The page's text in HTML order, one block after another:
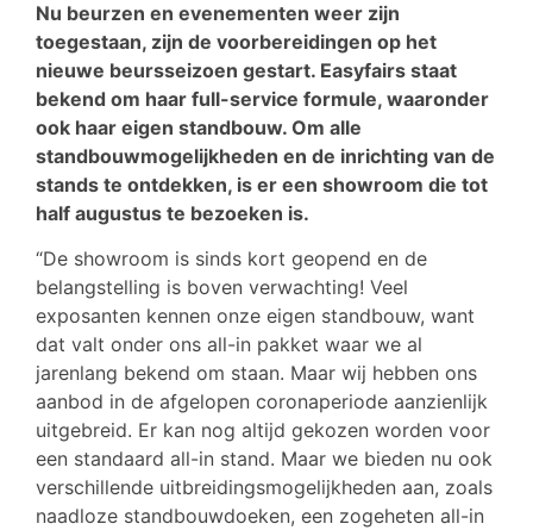
Nu beurzen en evenementen weer zijn
toegestaan, zijn de voorbereidingen op het
nieuwe beursseizoen gestart. Easyfairs staat
bekend om haar full-service formule, waaronder
ook haar eigen standbouw. Om alle
standbouwmogelijkheden en de inrichting van de
stands te ontdekken, is er een showroom die tot
half augustus te bezoeken is.
“De showroom is sinds kort geopend en de
belangstelling is boven verwachting! Veel
exposanten kennen onze eigen standbouw, want
dat valt onder ons all-in pakket waar we al
jarenlang bekend om staan. Maar wij hebben ons
aanbod in de afgelopen coronaperiode aanzienlijk
uitgebreid. Er kan nog altijd gekozen worden voor
een standaard all-in stand. Maar we bieden nu ook
verschillende uitbreidingsmogelijkheden aan, zoals
naadloze standbouwdoeken, een zogeheten all-in